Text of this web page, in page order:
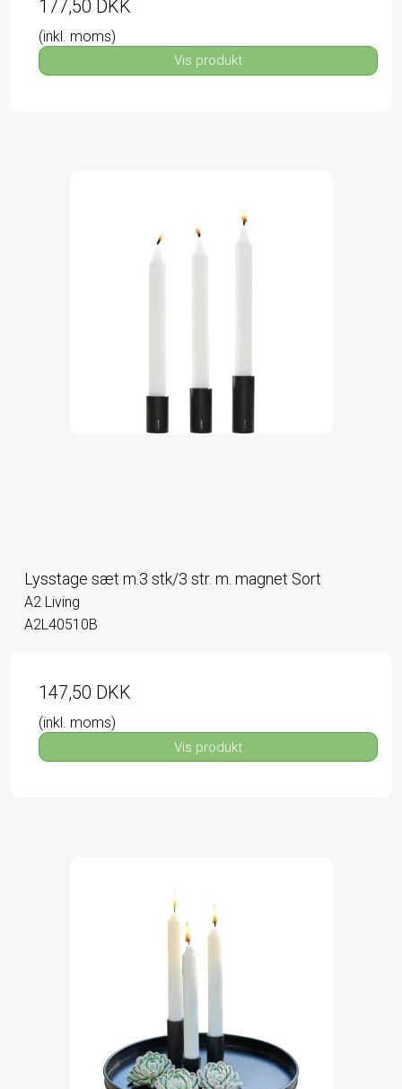
177,50 DKK
(inkl. moms)
Vis produkt
Lysstage sæt m.3 stk/3 str. m. magnet Sort
A2 Living
A2L40510B
147,50 DKK
(inkl. moms)
Vis produkt